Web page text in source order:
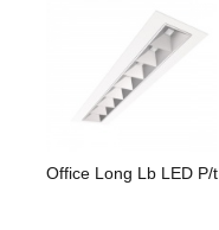
Office Long Lb LED P/t